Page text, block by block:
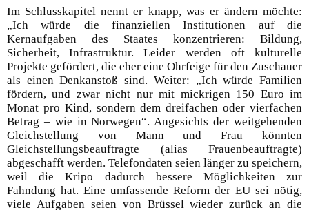
Im Schlusskapitel nennt er knapp, was er ändern möchte:
„Ich würde die finanziellen Institutionen auf die
Kernaufgaben des Staates konzentrieren: Bildung,
Sicherheit, Infrastruktur. Leider werden oft kulturelle
Projekte gefördert, die eher eine Ohrfeige für den Zuschauer
als einen Denkanstoß sind. Weiter: „Ich würde Familien
fördern, und zwar nicht nur mit mickrigen 150 Euro im
Monat pro Kind, sondern dem dreifachen oder vierfachen
Betrag – wie in Norwegen“. Angesichts der weitgehenden
Gleichstellung von Mann und Frau könnten
Gleichstellungsbeauftragte (alias Frauenbeauftragte)
abgeschafft werden. Telefondaten seien länger zu speichern,
weil die Kripo dadurch bessere Möglichkeiten zur
Fahndung hat. Eine umfassende Reform der EU sei nötig,
viele Aufgaben seien von Brüssel wieder zurück an die